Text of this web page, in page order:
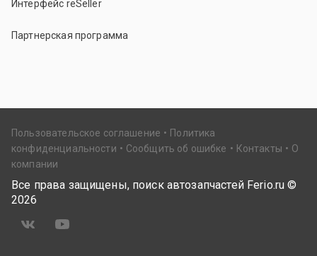
Интерфейс reSeller
Партнерская программа
Пользовательское соглашение
Политика
конфиденциальности
Сообщить об ошибке Контакты
О
компании
Все права защищены, поиск автозапчастей Ferio.ru ©
2026